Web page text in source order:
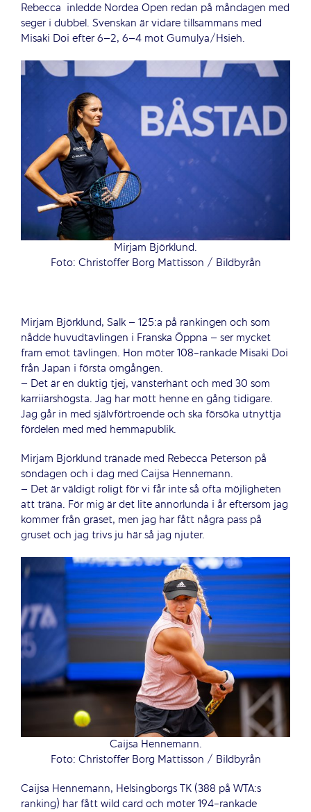
Rebecca inledde Nordea Open redan på måndagen med
seger i dubbel. Svenskan är vidare tillsammans med
Misaki Doi efter 6–2, 6–4 mot Gumulya/Hsieh.
Mirjam Björklund.
Foto: Christoffer Borg Mattisson / Bildbyrån
Mirjam Björklund, Salk – 125:a på rankingen och som
nådde huvudtävlingen i Franska Öppna – ser mycket
fram emot tävlingen. Hon möter 108-rankade Misaki Doi
från Japan i första omgången.
– Det är en duktig tjej, vänsterhänt och med 30 som
karriiärshögsta. Jag har mött henne en gång tidigare.
Jag går in med självförtroende och ska försöka utnyttja
fördelen med med hemmapublik.
Mirjam Björklund tränade med Rebecca Peterson på
söndagen och i dag med Caijsa Hennemann.
– Det är väldigt roligt för vi får inte så ofta möjligheten
att träna. För mig är det lite annorlunda i år eftersom jag
kommer från gräset, men jag har fått några pass på
gruset och jag trivs ju här så jag njuter.
Caijsa Hennemann.
Foto: Christoffer Borg Mattisson / Bildbyrån
Caijsa Hennemann, Helsingborgs TK (388 på WTA:s
ranking) har fått wild card och möter 194-rankade